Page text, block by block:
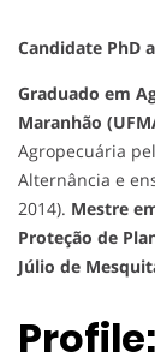
Candidate PhD
Graduado em
Maranhão
Agropecuária
Alternância e
2014). Mestre
Proteção de
Júlio de
Profile: